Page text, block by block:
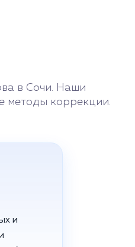
в Сочи. Наши
методы коррекции.
и